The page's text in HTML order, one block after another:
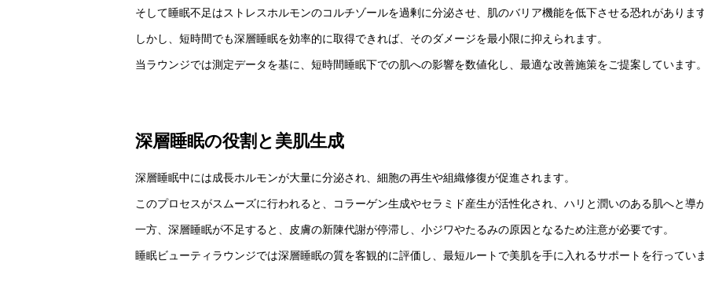
そして睡眠不足はストレスホルモンのコルチゾールを過剰に分泌させ、肌のバリア機能を低下させる恐れがあります
しかし、短時間でも深層睡眠を効率的に取得できれば、そのダメージを最小限に抑えられます。
当ラウンジでは測定データを基に、短時間睡眠下での肌への影響を数値化し、最適な改善施策をご提案しています。
深層睡眠の役割と美肌生成
深層睡眠中には成長ホルモンが大量に分泌され、細胞の再生や組織修復が促進されます。
このプロセスがスムーズに行われると、コラーゲン生成やセラミド産生が活性化され、ハリと潤いのある肌へと導
一方、深層睡眠が不足すると、皮膚の新陳代謝が停滞し、小ジワやたるみの原因となるため注意が必要です。
睡眠ビューティラウンジでは深層睡眠の質を客観的に評価し、最短ルートで美肌を手に入れるサポートを行っていま